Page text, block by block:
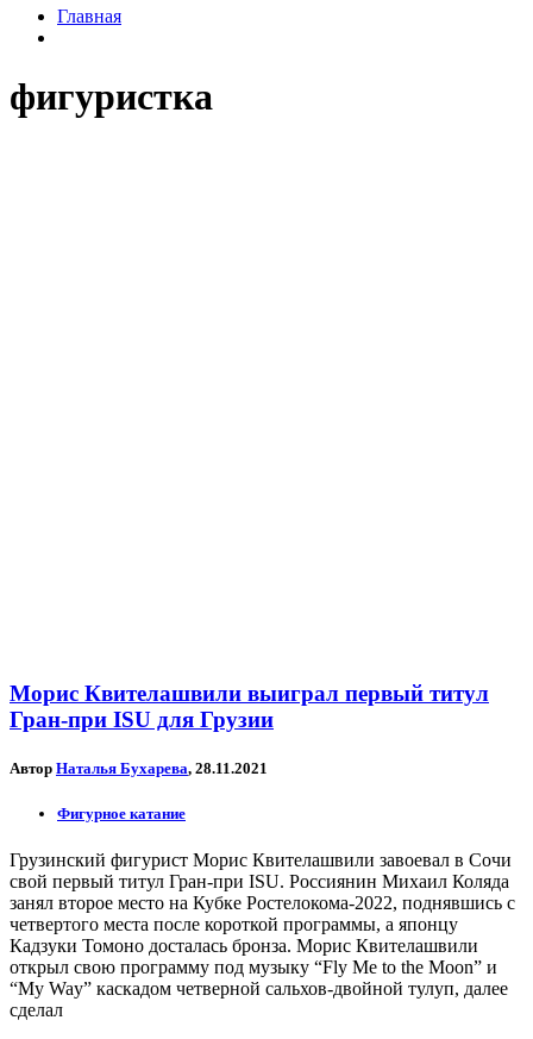
Главная
фигуристка
Морис Квителашвили выиграл первый титул
Гран-при ISU для Грузии
Автор Наталья Бухарева, 28.11.2021
Фигурное катание
Грузинский фигурист Морис Квителашвили завоевал в Сочи
свой первый титул Гран-при ISU. Россиянин Михаил Коляда
занял второе место на Кубке Ростелокома-2022, поднявшись с
четвертого места после короткой программы, а японцу
Кадзуки Томоно досталась бронза. Морис Квителашвили
открыл свою программу под музыку “Fly Me to the Moon” и
“My Way” каскадом четверной сальхов-двойной тулуп, далее
сделал